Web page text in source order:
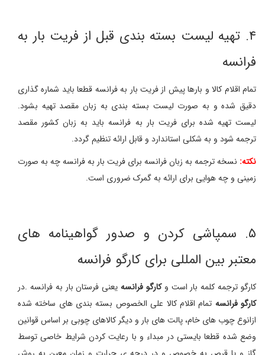
۴. تهیه لیست بسته بندی قبل از فریت بار به
فرانسه
تمام اقلام کالا و بارها پیش از فریت بار به فرانسه قطعا باید شماره گذاری
دقیق شده و به صورت لیست بسته بندی به زبان مقصد تهیه بشود.
لیست تهیه شده برای فریت بار به فرانسه باید به زبان کشور مقصد
ترجمه شود و به شکلی استاندارد و قابل ارائه تنظیم گردد.
نکته: نسخه ترجمه به زبان فرانسه برای فریت بار به فرانسه چه به صورت
زمینی و چه هوایی برای ارائه به گمرک ضروری است.
۵. سمپاشی کردن و صدور گواهینامه های
معتبر بین المللی برای کارگو فرانسه
کارگو ترجمه کلمه بار است وکارگو فرانسهیعنی فرستان بار به فرانسه .در
کارگو فرانسه تمام اقلام کالا علی الخصوص بسته بندی های ساخته شده
ازانوع چوب های خام، پالت های بار و دیگر کالاهای چوبی بر اساس قوانین
وضع شده قطعا بایستی در مبداء و با رعایت کردن شرایط خاصی توسط